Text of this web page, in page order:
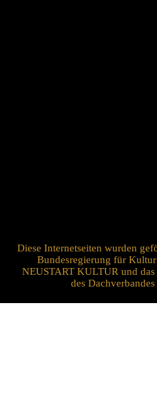
Diese Internetseiten wurden
Bundesregierung für
NEUSTART KULTUR und
des